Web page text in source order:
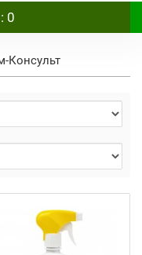
: 0
Консульт